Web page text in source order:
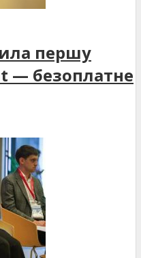
першу
— безоплатне